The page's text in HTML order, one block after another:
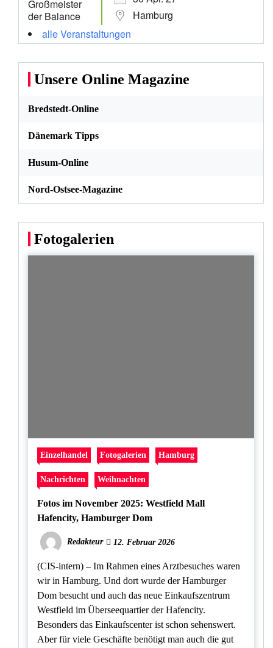
Hamburg
alle Veranstaltungen
Unsere Online Magazine
Bredstedt-Online
Dänemark Tipps
Husum-Online
Nord-Ostsee-Magazine
Fotogalerien
Einzelhandel Fotogalerien Hamburg
Nachrichten Weihnachten
Fotos im November 2025: Westfield Mall
Hafencity, Hamburger Dom
Redakteur 12. Februar 2026
(CIS-intern) – Im Rahmen eines Arztbesuches waren
wir in Hamburg. Und dort wurde der Hamburger
Dom besucht und auch das neue Einkaufszentrum
Westfield im Überseequartier der Hafencity.
Besonders das Einkaufscenter ist schon sehenswert.
Aber für viele Geschäfte benötigt man auch die gut